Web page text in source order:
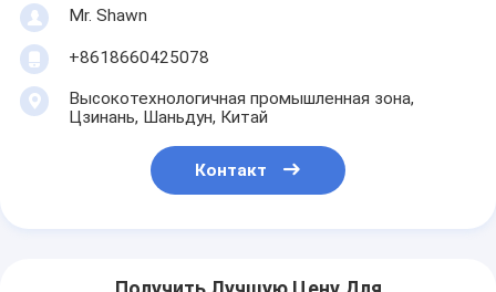
Mr. Shawn
+8618660425078
Высокотехнологичная промышленная зона,
Цзинань, Шаньдун, Китай
Контакт